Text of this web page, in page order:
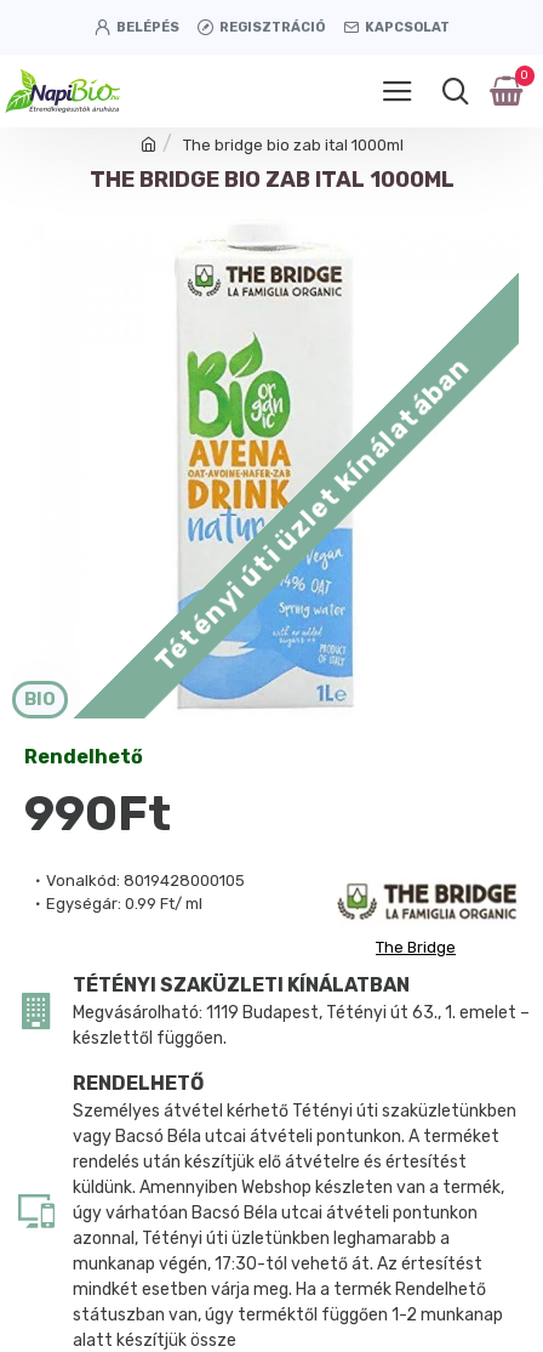
BELÉPÉS REGISZTRÁCIÓ KAPCSOLAT
0
The bridge bio zab ital 1000ml
THE BRIDGE BIO ZAB ITAL 1000ML
BIO
Tétényi úti üzlet kínálatában
Vonalkód: 8019428000105
Egységár: 0.99 Ft/ ml
The Bridge
Rendelhető
990Ft
TÉTÉNYI SZAKÜZLETI KÍNÁLATBAN
Megvásárolható: 1119 Budapest, Tétényi út 63., 1. emelet –
készlettől függően.
RENDELHETŐ
Személyes átvétel kérhető Tétényi úti szaküzletünkben
vagy Bacsó Béla utcai átvételi pontunkon. A terméket
rendelés után készítjük elő átvételre és értesítést
küldünk. Amennyiben Webshop készleten van a termék,
úgy várhatóan Bacsó Béla utcai átvételi pontunkon
azonnal, Tétényi úti üzletünkben leghamarabb a
munkanap végén, 17:30-tól vehető át. Az értesítést
mindkét esetben várja meg. Ha a termék Rendelhető
státuszban van, úgy terméktől függően 1-2 munkanap
alatt készítjük össze